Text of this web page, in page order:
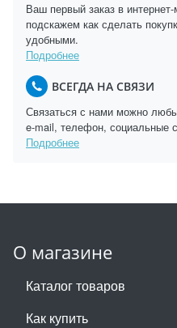
Ваш первый заказ в
подскажем как сделать
удобными.
Подробнее
ВСЕГДА НА СВЯЗИ
Связаться с нами можно
e-mail, телефон, социальные
Подробнее
О магазине
Каталог товаров
Как купить